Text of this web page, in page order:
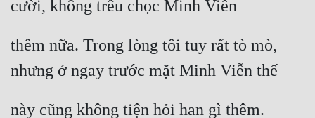
Quan Trường
Quân Sự
Sảng Văn
cười, không trêu chọc Minh Viễn
thêm nữa. Trong lòng tôi tuy rất tò mò,
nhưng ở ngay trước mặt Minh Viễn thế
này cũng không tiện hỏi han gì thêm.